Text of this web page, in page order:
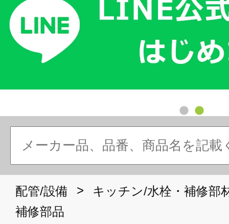
配管/設備 >
キッチン/水栓・補修部
補修部品